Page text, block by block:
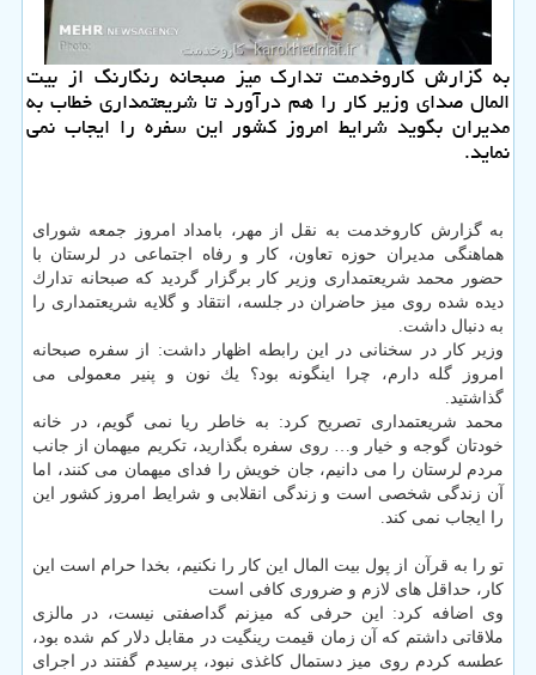
به گزارش كاروخدمت تدارك میز صبحانه رنگارنگ از بیت
المال صدای وزیر كار را هم درآورد تا شریعتمداری خطاب به
مدیران بگوید شرایط امروز كشور این سفره را ایجاب نمی
نماید.
به گزارش كاروخدمت به نقل از مهر، بامداد امروز جمعه شورای
هماهنگی مدیران حوزه تعاون، كار و رفاه اجتماعی در لرستان با
حضور محمد شریعتمداری وزیر كار برگزار گردید كه صبحانه تدارك
دیده شده روی میز حاضران در جلسه، انتقاد و گلایه شریعتمداری را
به دنبال داشت.
وزیر كار در سخنانی در این رابطه اظهار داشت: از سفره صبحانه
امروز گله دارم، چرا اینگونه بود؟ یك نون و پنیر معمولی می
گذاشتید.
محمد شریعتمداری تصریح كرد: به خاطر ریا نمی گویم، در خانه
خودتان گوجه و خیار و… روی سفره بگذارید، تكریم میهمان از جانب
مردم لرستان را می دانیم، جان خویش را فدای میهمان می كنند، اما
آن زندگی شخصی است و زندگی انقلابی و شرایط امروز كشور این
را ایجاب نمی كند.
تو را به قرآن از پول بیت المال این كار را نكنیم، بخدا حرام است این
كار، حداقل های لازم و ضروری كافی است
وی اضافه كرد: این حرفی كه میزنم گداصفتی نیست، در مالزی
ملاقاتی داشتم كه آن زمان قیمت رینگیت در مقابل دلار كم شده بود،
‬عطسه كردم روی میز دستمال كاغذی نبود، پرسیدم گفتند در اجرای